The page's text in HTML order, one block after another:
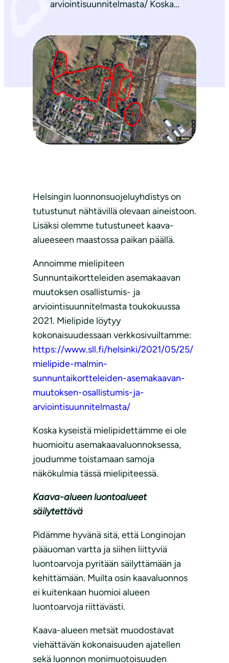
arviointisuunnitelmasta/ Koska…
Helsingin luonnonsuojeluyhdistys on
tutustunut nähtävillä olevaan aineistoon.
Lisäksi olemme tutustuneet kaava-
alueeseen maastossa paikan päällä.
Annoimme mielipiteen
Sunnuntaikortteleiden asemakaavan
muutoksen osallistumis- ja
arviointisuunnitelmasta toukokuussa
2021. Mielipide löytyy
kokonaisuudessaan verkkosivuiltamme:
https://www.sll.fi/helsinki/2021/05/25/
mielipide-malmin-
sunnuntaikortteleiden-asemakaavan-
muutoksen-osallistumis-ja-
arviointisuunnitelmasta/
Koska kyseistä mielipidettämme ei ole
huomioitu asemakaavaluonnoksessa,
joudumme toistamaan samoja
näkökulmia tässä mielipiteessä.
Kaava-alueenluontoalueet
säilytettävä
Pidämme hyvänä sitä, että Longinojan
pääuoman vartta ja siihen liittyviä
luontoarvoja pyritään säilyttämään ja
kehittämään. Muilta osin kaavaluonnos
ei kuitenkaan huomioi alueen
luontoarvoja riittävästi.
Kaava-alueen metsät muodostavat
viehättävän kokonaisuuden ajatellen
sekä luonnon monimuotoisuuden